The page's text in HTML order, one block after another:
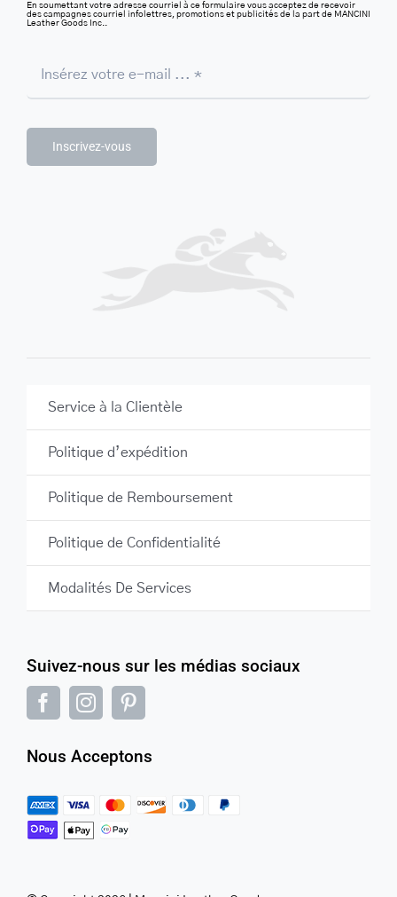
Suivez-nous sur les médias sociaux
Nous Acceptons
En soumettant votre adresse courriel à ce formulaire vous acceptez de recevoir
des campagnes courriel infolettres, promotions et publicités de la part de MANCINI
Leather Goods Inc..
Inscrivez-vous
Service à la Clientèle
Politique d’expédition
Politique de Remboursement
Politique de Confidentialité
Modalités De Services